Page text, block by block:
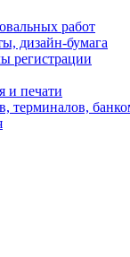
работ
дизайн-бумага
регистрации
и печати
терминалов,